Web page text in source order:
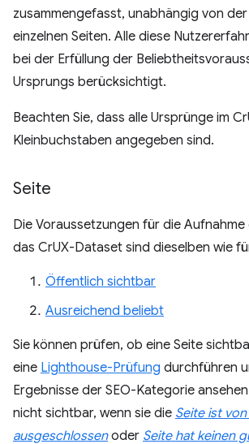
zusammengefasst, unabhängig von
einzelnen Seiten. Alle diese
bei der Erfüllung der
Ursprungs berücksichtigt.
Beachten Sie, dass alle Ursprünge im
Kleinbuchstaben angegeben sind.
Seite
Die Voraussetzungen für die Aufnahme
das CrUX-Dataset sind dieselben wie
Öffentlich sichtbar
Ausreichend beliebt
Sie können prüfen, ob eine Seite
eine Lighthouse-Prüfung durchführen
Ergebnisse der SEO-Kategorie
nicht sichtbar, wenn sie die Seite ist
ausgeschlossenoder Seite hat keinen